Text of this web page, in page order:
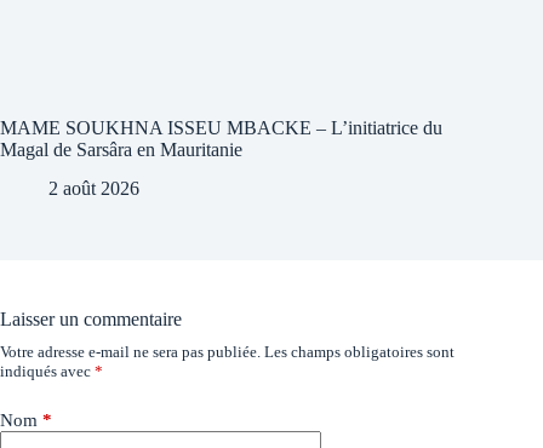
MAME SOUKHNA ISSEU MBACKE – L’initiatrice du
Magal de Sarsâra en Mauritanie
2 août 2026
Laisser un commentaire
Votre adresse e-mail ne sera pas publiée. Les champs obligatoires sont
indiqués avec *
Nom *